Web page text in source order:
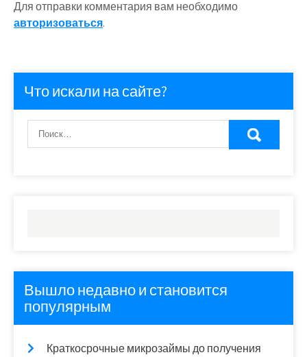
Для отправки комментария вам необходимо
авторизоваться.
Что искали на сайте?
Вышло недавно и становится
популярным
Краткосрочные микрозаймы до получения